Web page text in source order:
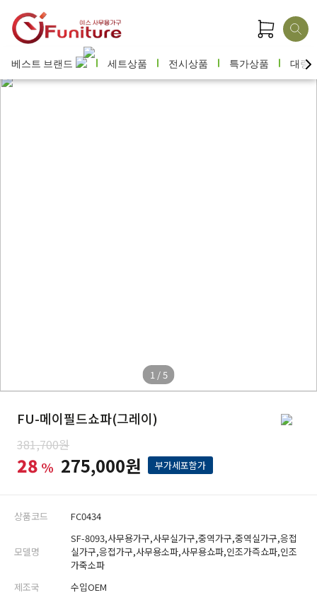
베스트 브랜드 세트상품 전시상품 특가상품 대량
1 / 5
FU-메이필드쇼파(그레이)
381,700원
28 % 275,000원 부가세포함가
상품코드 FC0434
모델명
SF-8093,사무용가구,사무실가구,중역가구,중역실가구,응접
실가구,응접가구,사무용소파,사무용쇼파,인조가즉쇼파,인조
가죽소파
제조국
수입OEM